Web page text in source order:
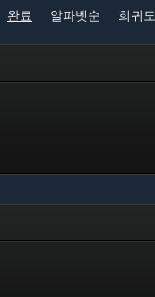
완료 알파벳순 희귀도